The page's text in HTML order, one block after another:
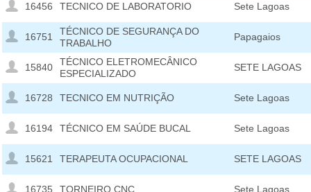
16456 TECNICO DE LABORATORIO Sete Lagoas
16751
TÉCNICO DE SEGURANÇA DO
TRABALHO
Papagaios
15840
TÉCNICO ELETROMECÂNICO
ESPECIALIZADO
SETE LAGOAS
16728 TECNICO EM NUTRIÇÃO Sete Lagoas
16194 TÉCNICO EM SAÚDE BUCAL Sete Lagoas
15621 TERAPEUTA OCUPACIONAL SETE LAGOAS
16735 TORNEIRO CNC Sete Lagoas